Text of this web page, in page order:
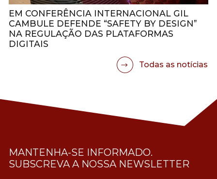
EM CONFERÊNCIA INTERNACIONAL GIL
CAMBULE DEFENDE “SAFETY BY DESIGN”
NA REGULAÇÃO DAS PLATAFORMAS
DIGITAIS
Todas as notícias
MANTENHA-SE INFORMADO.
SUBSCREVA A NOSSA NEWSLETTER